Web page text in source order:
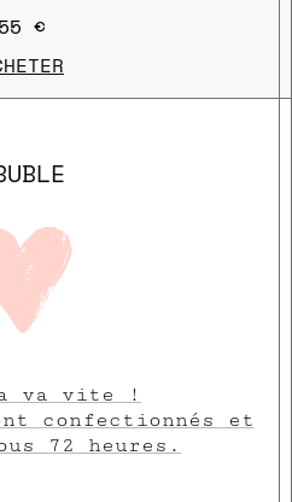
55 €
va vite !
confectionnés et
72 heures.